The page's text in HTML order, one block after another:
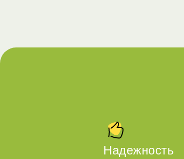
Надежность